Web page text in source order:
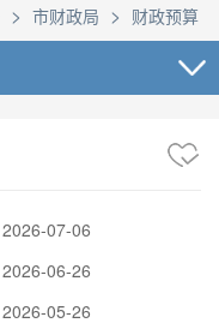
> 市财政局 > 财政预算
2026-07-06
2026-06-26
2026-05-26